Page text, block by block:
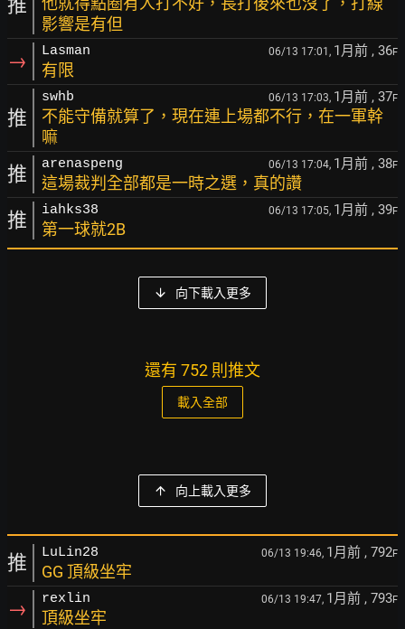
推
影響是有但
→ Lasman 06/13 17:01, 1月前 , 36F
有限
推
swhb 06/13 17:03, 1月前 , 37F
不能守備就算了，現在連上場都不行，在一軍幹
嘛
推 arenaspeng 06/13 17:04, 1月前 , 38F
這場裁判全部都是一時之選，真的讚
推 iahks38 06/13 17:05, 1月前 , 39F
第一球就2B
向下載入更多
還有 752 則推文
載入全部
向上載入更多
推 LuLin28 06/13 19:46, 1月前 , 792F
GG 頂級坐牢
→ rexlin 06/13 19:47, 1月前 , 793F
頂級坐牢